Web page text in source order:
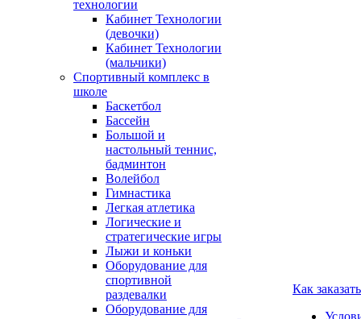
технологии
Кабинет Технологии
(девочки)
Кабинет Технологии
(мальчики)
Спортивный комплекс в
школе
Баскетбол
Бассейн
Большой и
настольный теннис,
бадминтон
Волейбол
Гимнастика
Легкая атлетика
Логические и
стратегические игры
Лыжи и коньки
Оборудование для
спортивной
раздевалки
Оборудование для
Как